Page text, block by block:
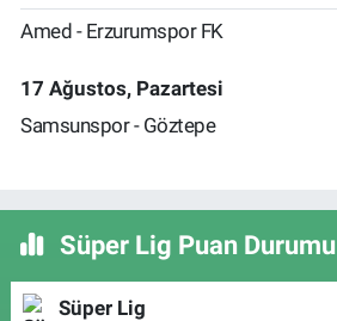
Amed - Erzurumspor FK
17 Ağustos, Pazartesi
Samsunspor - Göztepe
Süper Lig Puan Durumu
Süper Lig